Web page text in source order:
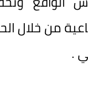
من خلال
.